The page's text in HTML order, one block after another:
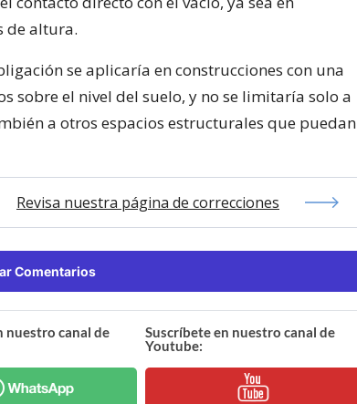
de altura.
se aplicaría en construcciones con una
sobre el nivel del suelo, y no se limitaría solo a
a otros espacios estructurales que puedan
Revisa nuestra página de correcciones
Comentarios
nuestro canal de
Suscríbete en nuestro canal de
Youtube: